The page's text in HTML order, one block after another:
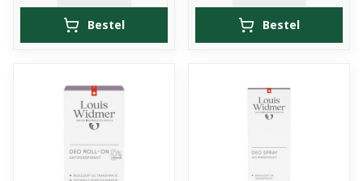
Bestel Bestel